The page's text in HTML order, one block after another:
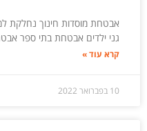
אבטחת מוסדות חינוך נחלקת
גני ילדים אבטחת בתי ספר
קרא עוד »
10 בפברואר 2022